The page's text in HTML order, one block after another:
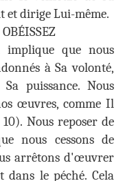
et dirige Lui-même.
que nous
à Sa volonté,
puissance. Nous
œuvres, comme Il
Nous reposer de
nous cessons de
arrêtons d'œuvrer
le péché. Cela